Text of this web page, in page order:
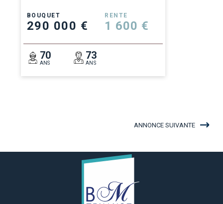
BOUQUET
290 000 €
RENTE
1 600 €
70
ANS
73
ANS
ANNONCE SUIVANTE